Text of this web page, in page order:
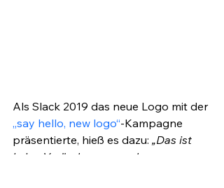
Als Slack 2019 das neue Logo mit der
„say hello, new logo“-Kampagne
präsentierte, hieß es dazu: „Das ist
keine Veränderung um der